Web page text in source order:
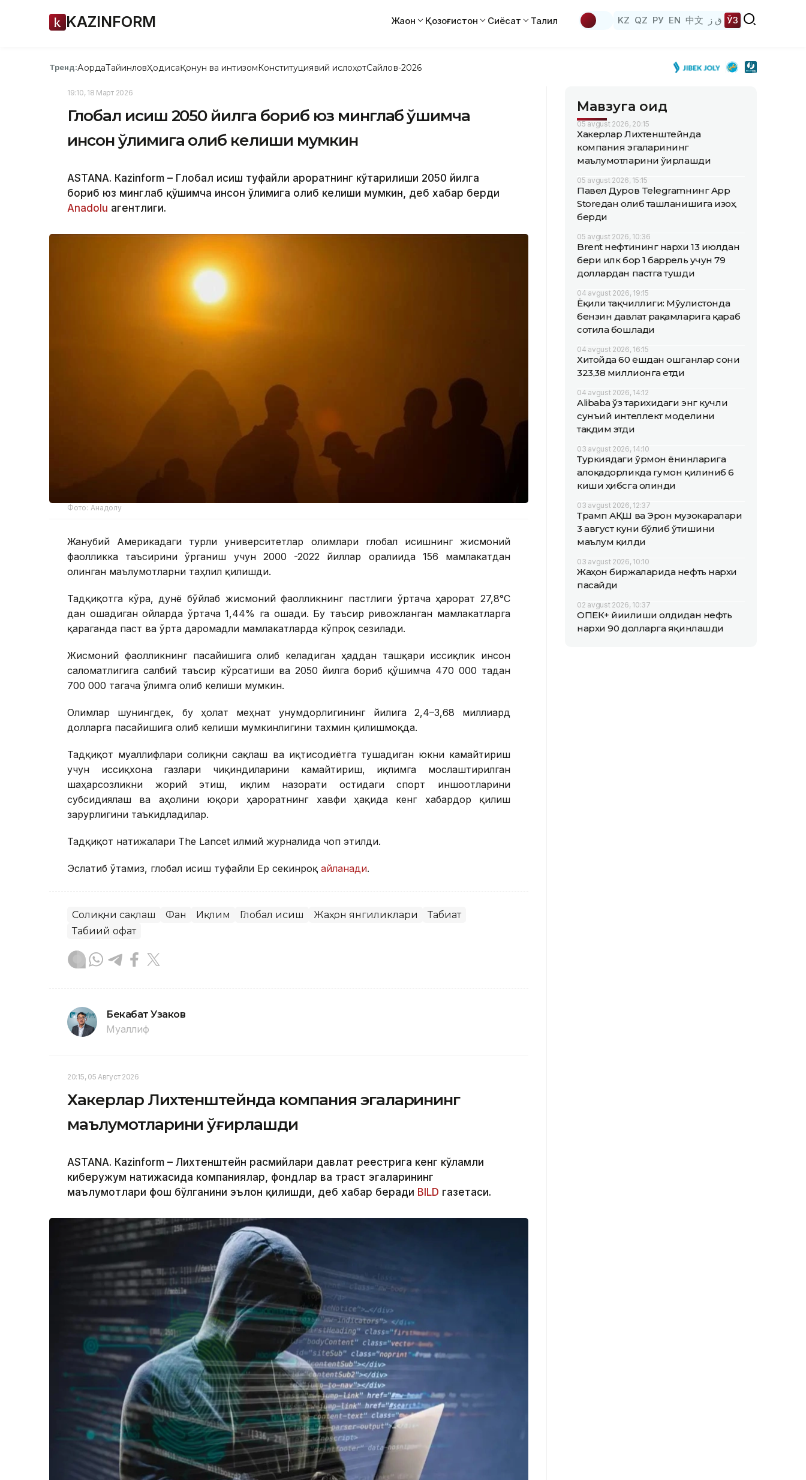
KAZINFORM Жаҳон Қозоғистон Сиёсат Таҳлил KZ QZ РУ EN 中文 ق ز ЎЗ
Тренд:АқордаТайинловҲодисаҚонун ва интизомКонституциявий ислоҳотСайлов-2026
19:10, 18 Март 2026
Глобал исиш 2050 йилга бориб юз минглаб қўшимча
инсон ўлимига олиб келиши мумкин
ASTANА. Кazinform – Глобал исиш туфайли ҳароратнинг кўтарилиши 2050 йилга
бориб юз минглаб қўшимча инсон ўлимига олиб келиши мумкин, деб хабар берди
Аnadolu агентлиги.
Фото: Анадолу
Жанубий Америкадаги турли университетлар олимлари глобал исишнинг жисмоний
фаолликка таъсирини ўрганиш учун 2000 -2022 йиллар оралиғида 156 мамлакатдан
олинган маълумотларни таҳлил қилишди.
Тадқиқотга кўра, дунё бўйлаб жисмоний фаолликнинг пастлиги ўртача ҳарорат 27,8°С
дан ошадиган ойларда ўртача 1,44% га ошади. Бу таъсир ривожланган мамлакатларга
қараганда паст ва ўрта даромадли мамлакатларда кўпроқ сезилади.
Жисмоний фаолликнинг пасайишига олиб келадиган ҳаддан ташқари иссиқлик инсон
саломатлигига салбий таъсир кўрсатиши ва 2050 йилга бориб қўшимча 470 000 тадан
700 000 тагача ўлимга олиб келиши мумкин.
Олимлар шунингдек, бу ҳолат меҳнат унумдорлигининг йилига 2,4–3,68 миллиард
долларга пасайишига олиб келиши мумкинлигини тахмин қилишмоқда.
Тадқиқот муаллифлари соғлиқни сақлаш ва иқтисодиётга тушадиган юкни камайтириш
учун иссиқхона газлари чиқиндиларини камайтириш, иқлимга мослаштирилган
шаҳарсозликни жорий этиш, иқлим назорати остидаги спорт иншоотларини
субсидиялаш ва аҳолини юқори ҳароратнинг хавфи ҳақида кенг хабардор қилиш
зарурлигини таъкидладилар.
Тадқиқот натижалари The Lancet илмий журналида чоп этилди.
Эслатиб ўтамиз, глобал исиш туфайли Ер секинроқ айланади.
Соғлиқни сақлаш Фан Иқлим Глобал исиш Жаҳон янгиликлари
Табиат
Табиий офат
Бекабат Узаков
Муаллиф
20:15, 05 Август 2026
Хакерлар Лихтенштейнда компания эгаларининг
маълумотларини ўғирлашди
ASTANА. Кazinform – Лихтенштейн расмийлари давлат реестрига кенг кўламли
киберҳужум натижасида компаниялар, фондлар ва траст эгаларининг
маълумотлари фош бўлганини эълон қилишди, деб хабар беради BILD газетаси.
Мавзуга оид
05 avgust 2026, 20:15
Хакерлар Лихтенштейнда
компания эгаларининг
маълумотларини ўғирлашди
05 avgust 2026, 15:15
Павел Дуров Telegramнинг App
Storeдан олиб ташланишига изоҳ
берди
05 avgust 2026, 10:36
Brent нефтининг нархи 13 июлдан
бери илк бор 1 баррель учун 79
доллардан пастга тушди
04 avgust 2026, 19:15
Ёқилғи тақчиллиги: Мўғулистонда
бензин давлат рақамларига қараб
сотила бошлади
04 avgust 2026, 16:15
Хитойда 60 ёшдан ошганлар сони
323,38 миллионга етди
04 avgust 2026, 14:12
Alibaba ўз тарихидаги энг кучли
сунъий интеллект моделини
тақдим этди
03 avgust 2026, 14:10
Туркиядаги ўрмон ёнғинларига
алоқадорликда гумон қилиниб 6
киши ҳибсга олинди
03 avgust 2026, 12:37
Трамп АҚШ ва Эрон музокаралари
3 август куни бўлиб ўтишини
маълум қилди
03 avgust 2026, 10:10
Жаҳон биржаларида нефть нархи
пасайди
02 avgust 2026, 10:37
ОПEК+ йиғилиши олдидан нефть
нархи 90 долларга яқинлашди